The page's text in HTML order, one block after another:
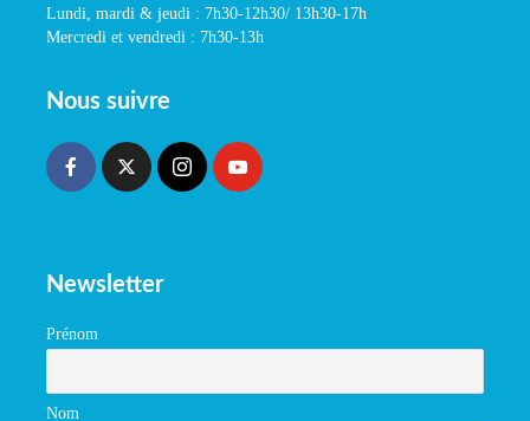
Lundi, mardi & jeudi : 7h30-12h30/ 13h30-17h
Mercredi et vendredi : 7h30-13h
Nous suivre
Newsletter
Prénom
Nom